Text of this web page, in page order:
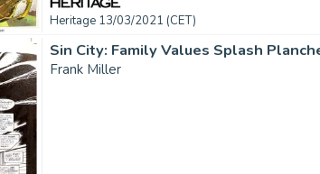
Heritage 13/03/2021 (CET)
Frank Miller